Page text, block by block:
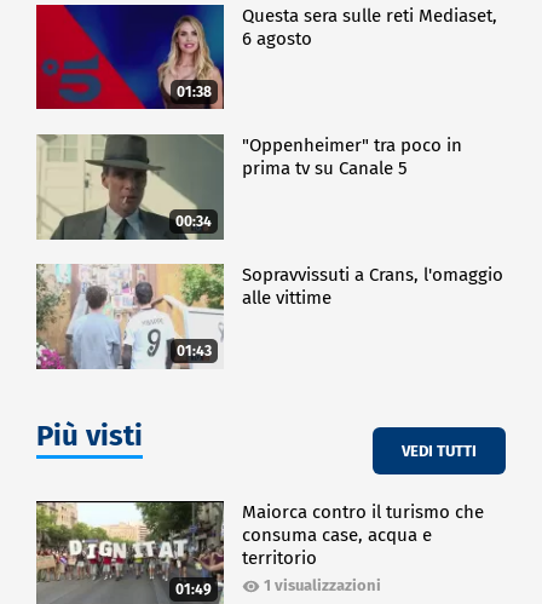
01:38
Questa sera sulle reti Mediaset,
6 agosto
00:34
"Oppenheimer" tra poco in
prima tv su Canale 5
01:43
Sopravvissuti a Crans, l'omaggio
alle vittime
Più visti VEDI TUTTI
01:49
Maiorca contro il turismo che
consuma case, acqua e
territorio
1 visualizzazioni